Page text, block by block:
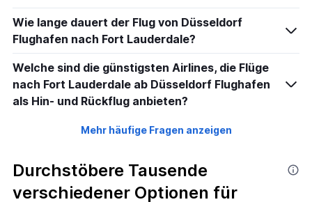
Wie lange dauert der Flug von Düsseldorf
Flughafen nach Fort Lauderdale?
Welche sind die günstigsten Airlines, die Flüge
nach Fort Lauderdale ab Düsseldorf Flughafen
als Hin- und Rückflug anbieten?
Mehr häufige Fragen anzeigen
Durchstöbere Tausende
verschiedener Optionen für